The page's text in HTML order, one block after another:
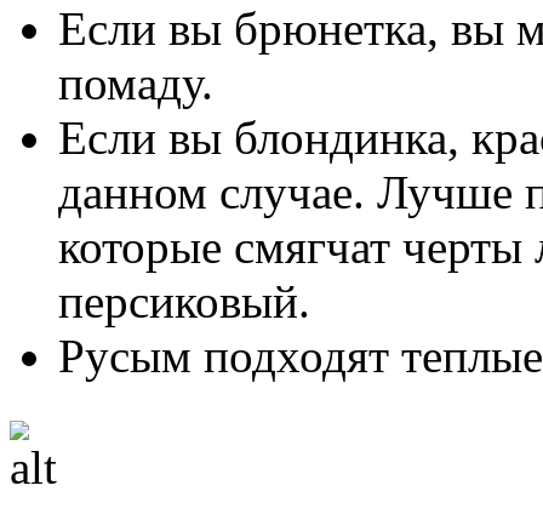
Если вы брюнетка, вы
помаду.
Если вы блондинка,
данном случае. Лучше
которые смягчат
персиковый.
Русым подходят